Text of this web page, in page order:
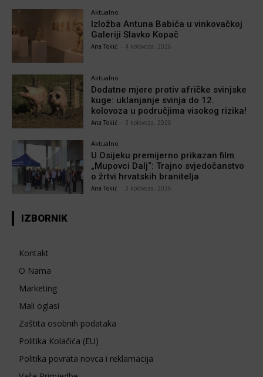
Aktualno
Izložba Antuna Babića u vinkovačkoj
Galeriji Slavko Kopač
Ana Tokić 4 kolovoza, 2026
Aktualno
Dodatne mjere protiv afričke svinjske
kuge: uklanjanje svinja do 12.
kolovoza u područjima visokog rizika!
Ana Tokić 3 kolovoza, 2026
Aktualno
U Osijeku premijerno prikazan film
„Mupovci Dalj“: Trajno svjedočanstvo
o žrtvi hrvatskih branitelja
Ana Tokić 3 kolovoza, 2026
IZBORNIK
Kontakt
O Nama
Marketing
Mali oglasi
Zaštita osobnih podataka
Politika Kolačića (EU)
Politika povrata novca i reklamacija